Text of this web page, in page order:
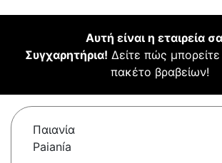
Αυτή είναι η εταιρεία
Συγχαρητήρια! Δείτε πώς
πακέτο βραβείων!
Παιανία
Paianía